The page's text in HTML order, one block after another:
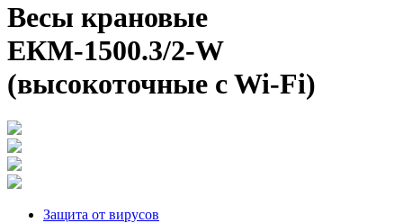
Весы крановые
ЕКМ-1500.3/2-W
(высокоточные c Wi-Fi)
Защита от вирусов